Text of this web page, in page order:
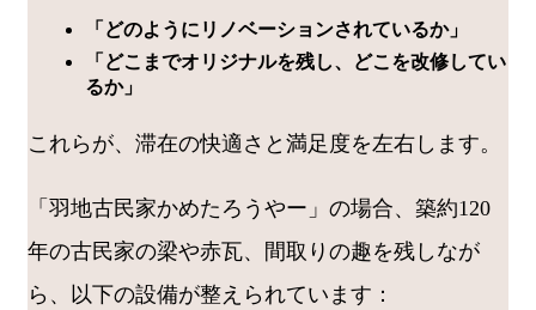
「どのようにリノベーションされているか」
「どこまでオリジナルを残し、どこを改修してい
るか」
これらが、滞在の快適さと満足度を左右します。
「羽地古民家かめたろうやー」の場合、築約120
年の古民家の梁や赤瓦、間取りの趣を残しなが
ら、以下の設備が整えられています：